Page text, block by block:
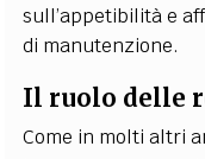
sull’appetibilità e
di manutenzione.
Il ruolo delle
Come in molti altri